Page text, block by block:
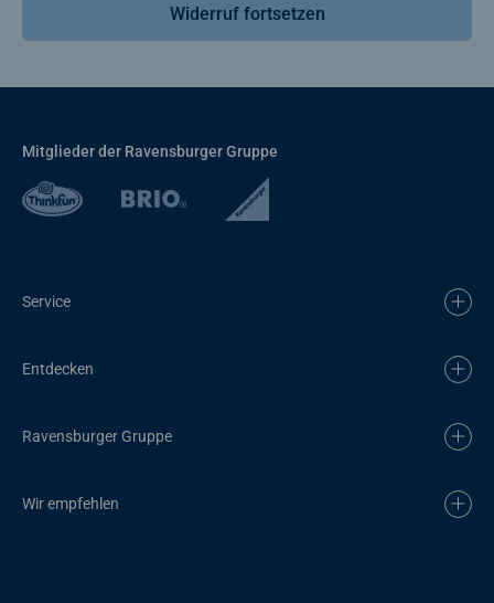
Widerruf fortsetzen
Mitglieder der Ravensburger Gruppe
Service
Entdecken
Ravensburger Gruppe
Wir empfehlen